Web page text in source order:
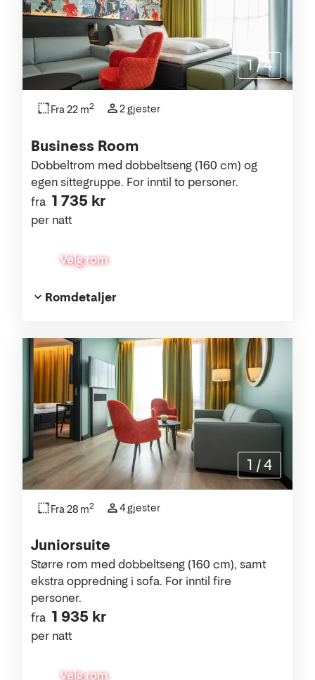
Business Room
fra 1 735 kr
per natt
Dobbeltrom med dobbeltseng (160 cm) og
egen sittegruppe. For inntil to personer.
Velg rom
Fra 22 m2 2 gjester
Romdetaljer
1 /4
Juniorsuite
fra 1 935 kr
per natt
Større rom med dobbeltseng (160 cm), samt
ekstra oppredning i sofa. For inntil fire
personer.
Velg rom
Fra 28 m2 4 gjester
1 /4